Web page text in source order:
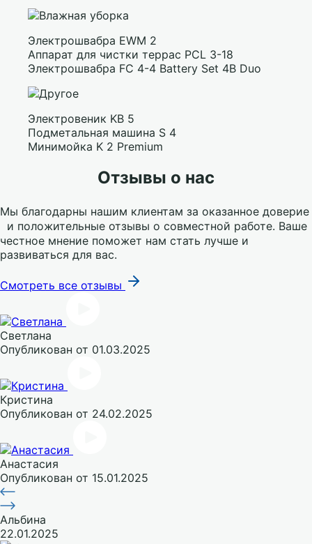
Электрошвабра EWM 2
Аппарат для чистки террас PCL 3-18
Электрошвабра FC 4-4 Battery Set 4B Duo
Электровеник KB 5
Подметальная машина S 4
Минимойка K 2 Premium
Отзывы о нас
Мы благодарны нашим клиентам за оказанное доверие
и положительные отзывы о совместной работе. Ваше
честное мнение поможет нам стать лучше и
развиваться для вас.
Смотреть все отзывы
Светлана
Опубликован от 01.03.2025
Кристина
Опубликован от 24.02.2025
Анастасия
Опубликован от 15.01.2025
Альбина
22.01.2025